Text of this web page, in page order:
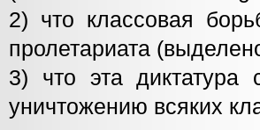
2) что классовая
пролетариата
3) что эта диктатура
уничтожению всяких